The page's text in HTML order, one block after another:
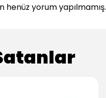
henüz yorum yapılmamış.